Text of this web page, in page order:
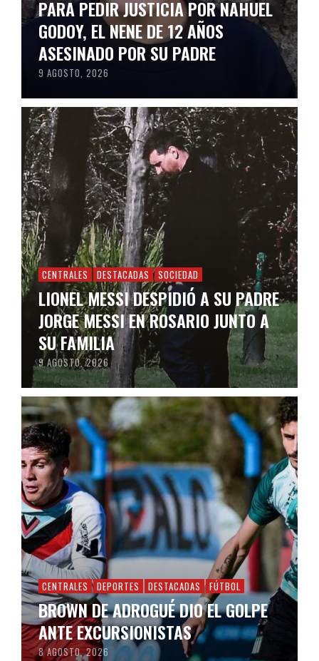
PARA PEDIR JUSTICIA POR NAHUEL
GODOY, EL NENE DE 12 AÑOS
ASESINADO POR SU PADRE
9 AGOSTO, 2026
CENTRALES DESTACADAS SOCIEDAD
LIONEL MESSI DESPIDIÓ A SU PADRE
JORGE MESSI EN ROSARIO JUNTO A
SU FAMILIA
9 AGOSTO, 2026
CENTRALES DEPORTES DESTACADAS FÚTBOL
BROWN DE ADROGUÉ DIO EL GOLPE
ANTE EXCURSIONISTAS
8 AGOSTO, 2026